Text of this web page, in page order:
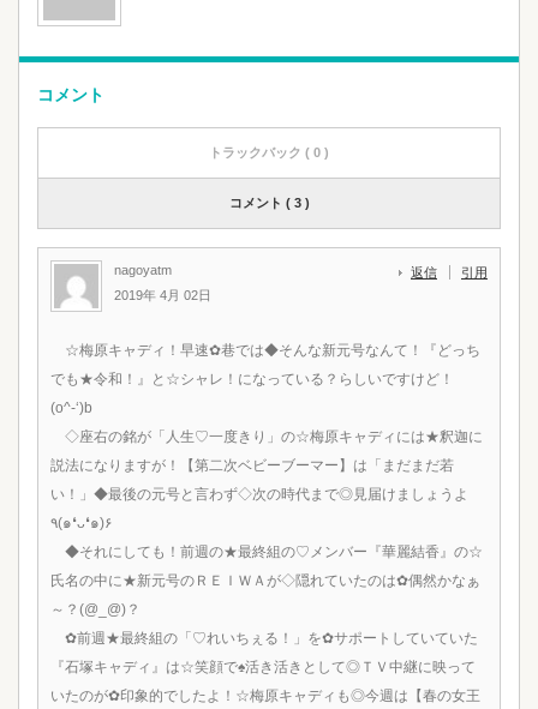
コメント
トラックバック ( 0 )
コメント ( 3 )
nagoyatm
2019年 4月 02日
返信 引用
☆梅原キャディ！早速✿巷では◆そんな新元号なんて！『どっち
でも★令和！』と☆シャレ！になっている？らしいですけど！
(o^-‘)b
◇座右の銘が「人生♡一度きり」の☆梅原キャディには★釈迦に
説法になりますが！【第二次ベビーブーマー】は「まだまだ若
い！」◆最後の元号と言わず◇次の時代まで◎見届けましょうよ
٩(๑❛ᴗ❛๑)۶
◆それにしても！前週の★最終組の♡メンバー『華麗結香』の☆
氏名の中に★新元号のＲＥＩＷＡが◇隠れていたのは✿偶然かなぁ
～？(@_@)？
✿前週★最終組の「♡れいちぇる！」を✿サポートしていていた
『石塚キャディ』は☆笑顔で♠活き活きとして◎ＴＶ中継に映って
いたのが✿印象的でしたよ！☆梅原キャディも◎今週は【春の女王